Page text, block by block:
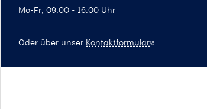
Mo-Fr, 09:00 - 16:00 Uhr
Oder über unser Kontaktformular .